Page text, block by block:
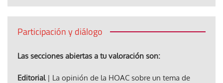
Participación y diálogo
Las secciones abiertas a tu valoración son:
Editorial| La opinión de la HOAC sobre un tema de